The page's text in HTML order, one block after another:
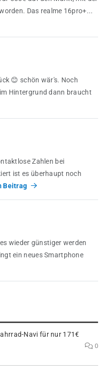
Das realme 16pro+...
😊 schön wär's. Noch
Hintergrund dann braucht
Zahlen bei
ist es überhaupt noch
Beitrag
wieder günstiger werden
ein neues Smartphone
Navi für nur 171€
0